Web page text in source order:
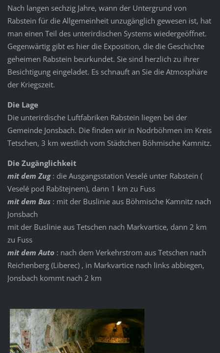
Nach langen sechzig Jahre, wann der Untergrund von
Rabstein für die Allgemeinheit unzugänglich gewesen ist, hat
man einen Teil des unterirdischen Systems wiedergeöffnet.
Gegenwärtig gibt es hier die Exposition, die die Geschichte
geheimen Rabstein beurkundet. Sie sind herzlich zu ihrer
Besichtigung eingeladet. Es schnauft an Sie die Atmosphäre
der Kriegszeit.
Die Lage
Die unterirdische Luftfabriken Rabstein liegen bei der
Gemeinde Jonsbach. Die finden wir in Nodrböhmen im Kreis
Tetschen, 3 km westlich vom Städtchen Böhmische Kamnitz.
Die Zugänglichkeit
mit dem Zug: die Ausgangsstation Veselé unter Rabstein (
Veselé pod Rabštejnem), dann 1 km zu Fuss
mit dem Bus: mit der Buslinie aus Böhmische Kamnitz nach
Jonsbach
mit der Buslinie aus Tetschen nach Markvartice, dann 2 km
zu Fuss
mit dem Auto : nach dem Verkehrstrom aus Tetschen nach
Reichenberg (Liberec) , in Markvartice nach links abbiegen,
Jonsbach kommt nach 2 km